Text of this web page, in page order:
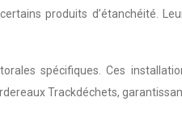
produits d’étanchéité.
spécifiques. Ces
Trackdéchets,